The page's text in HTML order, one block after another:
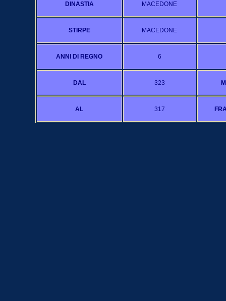
DINASTIA MACEDONE
STIRPE MACEDONE
ANNI DI REGNO 6
DAL 323
AL 317